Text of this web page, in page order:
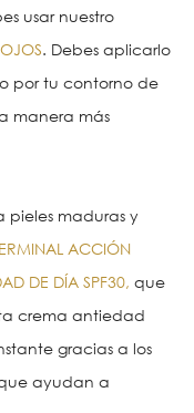
usar nuestro
. Debes aplicarlo
por tu contorno de
manera más
pieles maduras y
ACCIÓN
DE DÍA SPF30, que
crema antiedad
gracias a los
ayudan a